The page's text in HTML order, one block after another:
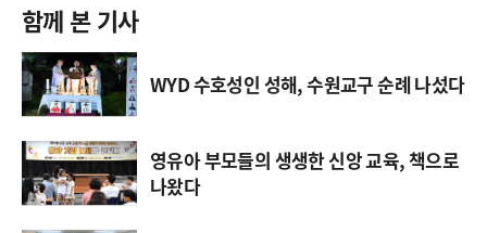
함께 본 기사
WYD 수호성인 성해, 수원교구 순례 나섰다
영유아 부모들의 생생한 신앙 교육, 책으로
나왔다